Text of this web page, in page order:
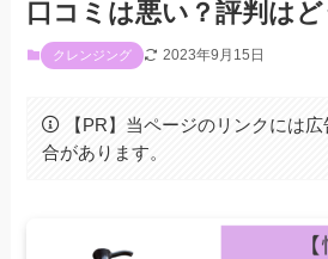
口コミは悪い？評判はど
クレンジング 2023年9月15日
【PR】当ページのリンクには
合があります。